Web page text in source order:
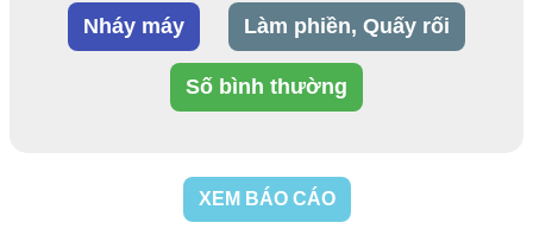
Nháy máy Làm phiền, Quấy rối
Số bình thường
XEM BÁO CÁO